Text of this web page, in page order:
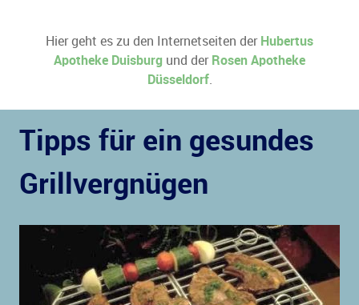
Hier geht es zu den Internetseiten der Hubertus
Apotheke Duisburg und der Rosen Apotheke
Düsseldorf.
Tipps für ein gesundes
Grillvergnügen